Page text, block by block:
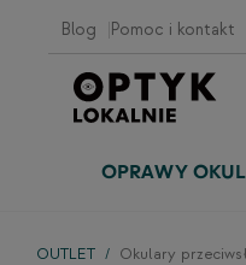
Blog Pomoc i kontakt
OPRAWY
OUTLET Okulary